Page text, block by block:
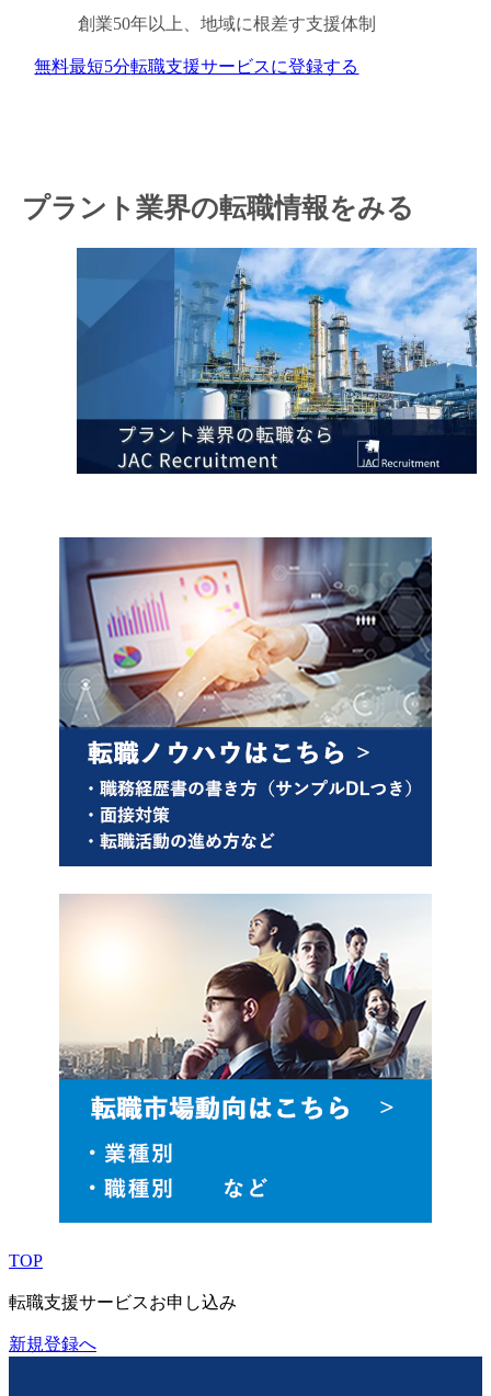
閉じる
創業50年以上、地域に根差す支援体制
無料最短5分転職支援サービスに登録する
プラント業界の転職情報をみる
TOP
転職支援サービスお申し込み
新規登録へ